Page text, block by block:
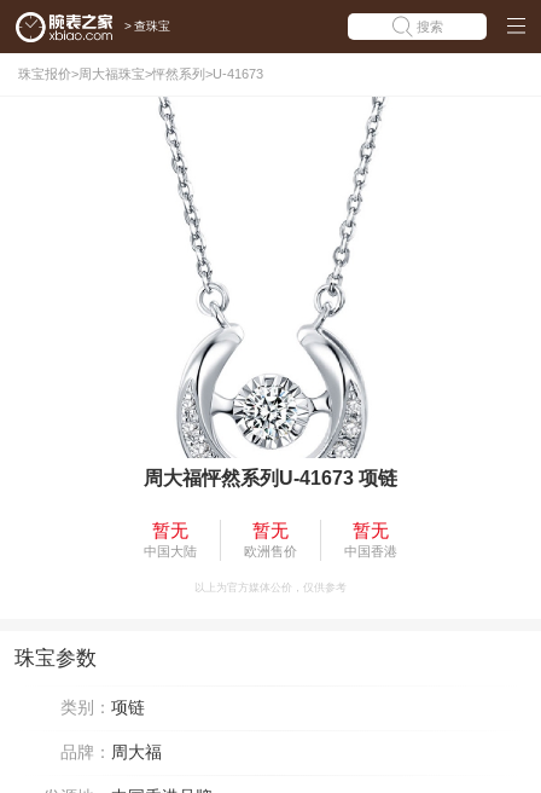
> 查珠宝 搜索
珠宝报价> 周大福珠宝>怦然系列 >U-41673
周大福怦然系列U-41673 项链
暂无
中国大陆
暂无
欧洲售价
暂无
中国香港
以上为官方媒体公价，仅供参考
珠宝参数
类别： 项链
品牌： 周大福